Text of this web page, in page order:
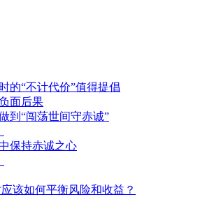
的“不计代价”值得提倡
面后果
到“闯荡世间守赤诚”
保持赤诚之心
该如何平衡风险和收益？